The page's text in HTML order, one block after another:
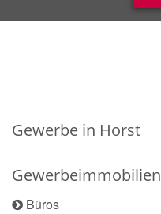
Gewerbe in Horst
Gewerbeimmobilien
Büros